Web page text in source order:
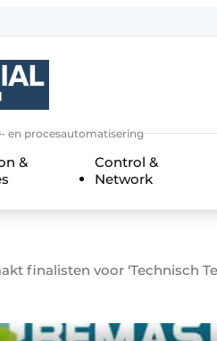
aanmelden
en procesautomatisering
&
Control &
Network
finalisten voor ‘Technisch